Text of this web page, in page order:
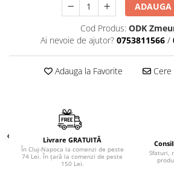
ADAUGA
Cod Produs: ODK
Ai nevoie de ajutor? 0753811566 /
Adauga la Favorite Cere
Livrare GRATUITĂ
În Cluj-Napoca la comenzi de peste
74 Lei. În ţară la comenzi de peste
150 Lei.
Sfaturi,